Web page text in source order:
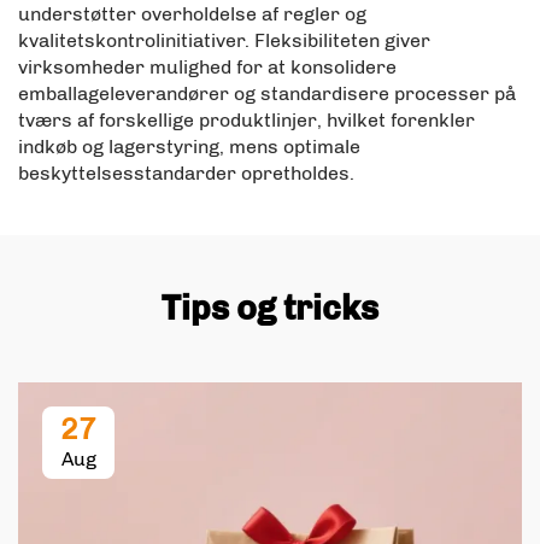
understøtter overholdelse af regler og
kvalitetskontrolinitiativer. Fleksibiliteten giver
virksomheder mulighed for at konsolidere
emballageleverandører og standardisere processer på
tværs af forskellige produktlinjer, hvilket forenkler
indkøb og lagerstyring, mens optimale
beskyttelsesstandarder opretholdes.
Tips og tricks
27
Aug